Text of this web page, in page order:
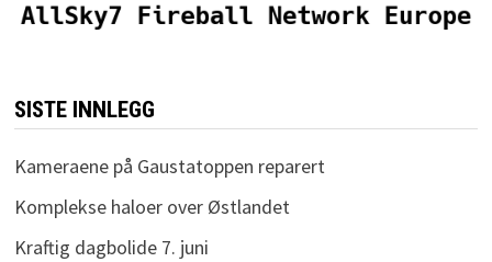
SISTE INNLEGG
Kameraene på Gaustatoppen reparert
Komplekse haloer over Østlandet
Kraftig dagbolide 7. juni